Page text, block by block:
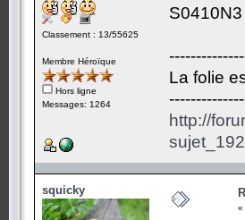
Classement : 13/55625
Membre Héroïque
Hors ligne
Messages: 1264
S0410N3
La folie
http://
squicky
«